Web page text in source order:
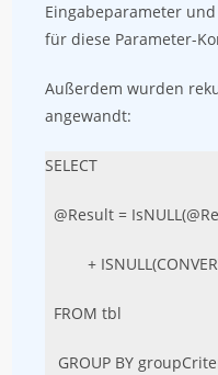
Eingabeparameter
für diese Parameter-
Außerdem wurden
angewandt:
SELECT
@Result =
+
FROM tbl
GROUP BY